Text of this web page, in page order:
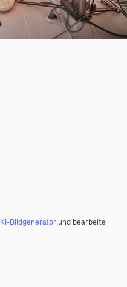
KI-Bildgenerator und bearbeite